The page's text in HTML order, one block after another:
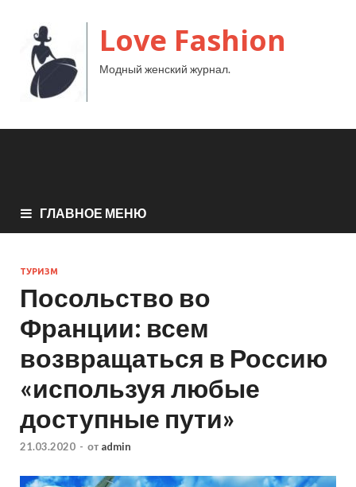
Love Fashion
Модный женский журнал.
ГЛАВНОЕ МЕНЮ
ТУРИЗМ
Посольство во
Франции: всем
возвращаться в Россию
«используя любые
доступные пути»
21.03.2020 - от admin